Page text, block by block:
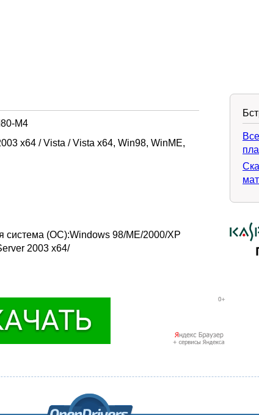
M4
x64 / Vista / Vista x64, Win98, WinME,
система (ОС):Windows 98/ME/2000/XP
2003 x64/